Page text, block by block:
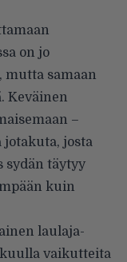
on jo
mutta samaan
Keväinen
–
jotakuta, josta
sydän täytyy
kuin
laulaja-
vaikutteita